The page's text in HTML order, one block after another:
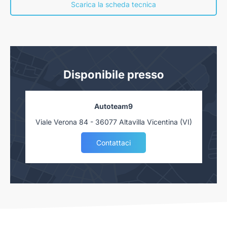
Scarica la scheda tecnica
Disponibile presso
Autoteam9
Viale Verona 84 - 36077 Altavilla Vicentina (VI)
Contattaci